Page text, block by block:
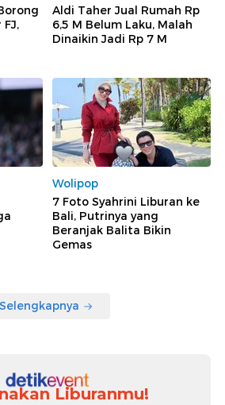
Aldi Taher Jual Rumah Rp
6,5 M Belum Laku, Malah
Dinaikin Jadi Rp 7 M
Wolipop
7 Foto Syahrini Liburan ke
Bali, Putrinya yang
Beranjak Balita Bikin
Gemas
Selengkapnya
Liburanmu!